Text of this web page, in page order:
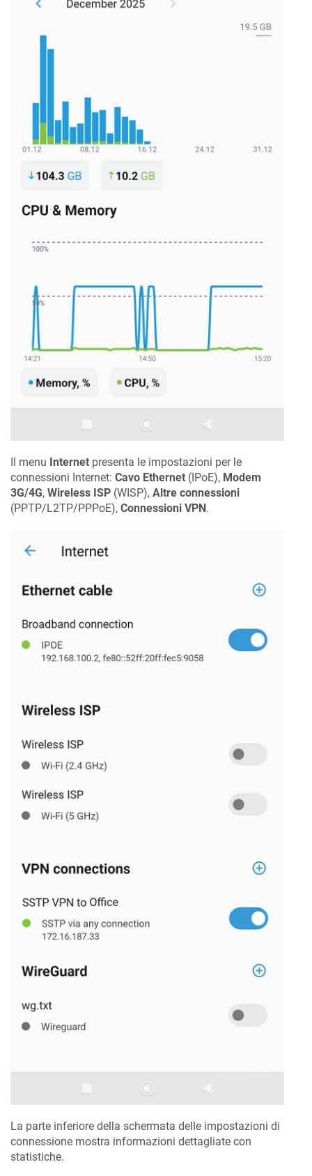
Il menu Internet presenta le impostazioni per le
connessioni Internet: Cavo Ethernet (IPoE), Modem
3G/4G, Wireless ISP (WISP), Altre connessioni
(PPTP/L2TP/PPPoE), Connessioni VPN.
La parte inferiore della schermata delle impostazioni di
connessione mostra informazioni dettagliate con
statistiche.